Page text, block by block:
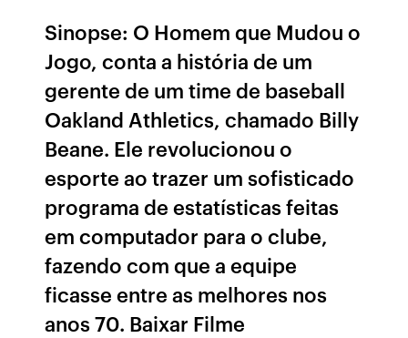
Sinopse: O Homem que Mudou o
Jogo, conta a história de um
gerente de um time de baseball
Oakland Athletics, chamado Billy
Beane. Ele revolucionou o
esporte ao trazer um sofisticado
programa de estatísticas feitas
em computador para o clube,
fazendo com que a equipe
ficasse entre as melhores nos
anos 70. Baixar Filme